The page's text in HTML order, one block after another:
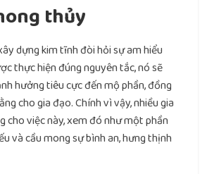
thủy
dựng kim tĩnh đòi hỏi sự am hiểu
thực hiện đúng nguyên tắc, nó sẽ
hưởng tiêu cực đến mộ phần, đồng
cho gia đạo. Chính vì vậy, nhiều gia
cho việc này, xem đó như một phần
và cầu mong sự bình an, hưng thịnh